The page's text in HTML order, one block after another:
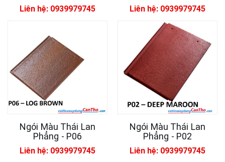
Liên hệ: 0939979745 Liên hệ: 0939979745
Ngói Màu Thái Lan
Phẳng - P06
Liên hệ: 0939979745
Ngói Màu Thái Lan
Phẳng - P02
Liên hệ: 0939979745